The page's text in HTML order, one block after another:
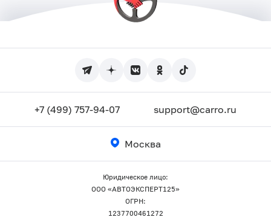
+7 (499) 757-94-07 support@carro.ru
Москва
Юридическое лицо:
ООО «АВТОЭКСПЕРТ125»
ОГРН:
1237700461272